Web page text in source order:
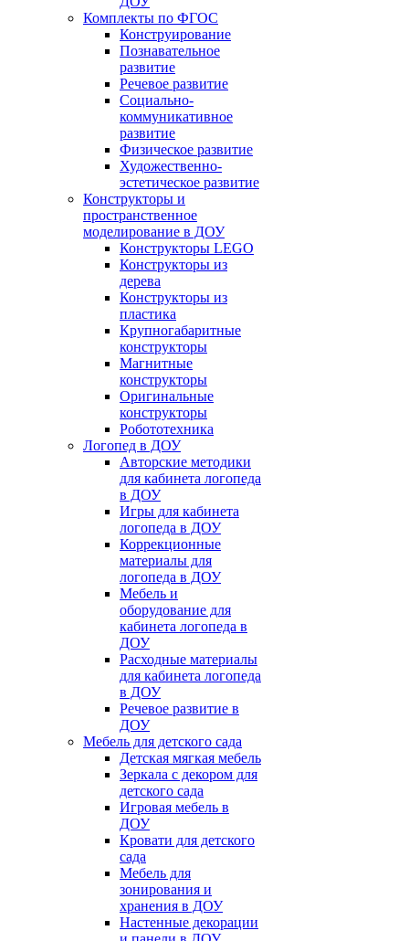
Комплекты по ФГОС
Конструирование
Познавательное
развитие
Речевое развитие
Социально-
коммуникативное
развитие
Физическое развитие
Художественно-
эстетическое развитие
Конструкторы и
пространственное
моделирование в ДОУ
Конструкторы LEGO
Конструкторы из
дерева
Конструкторы из
пластика
Крупногабаритные
конструкторы
Магнитные
конструкторы
Оригинальные
конструкторы
Робототехника
Логопед в ДОУ
Авторские методики
для кабинета логопеда
в ДОУ
Игры для кабинета
логопеда в ДОУ
Коррекционные
материалы для
логопеда в ДОУ
Мебель и
оборудование для
кабинета логопеда в
ДОУ
Расходные материалы
для кабинета логопеда
в ДОУ
Речевое развитие в
ДОУ
Мебель для детского сада
Детская мягкая мебель
Зеркала с декором для
детского сада
Игровая мебель в
ДОУ
Кровати для детского
сада
Мебель для
зонирования и
хранения в ДОУ
Настенные декорации